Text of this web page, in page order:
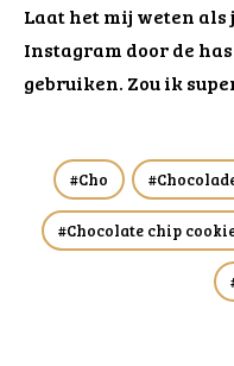
Laat het mij weten
Instagram door de
gebruiken. Zou ik
Cho
Chocolate chip